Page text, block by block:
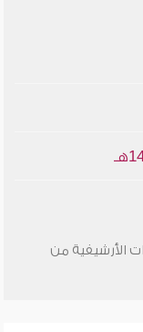
الأرشيفية من